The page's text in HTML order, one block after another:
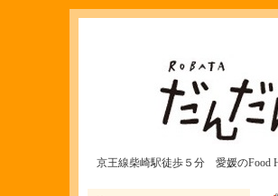
京王線柴崎駅徒歩５分 愛媛のFood